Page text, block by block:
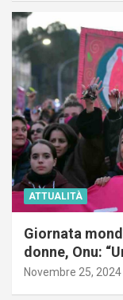
ATTUALITÀ
Giornata
donne, Onu:
Novembre 25, 2024